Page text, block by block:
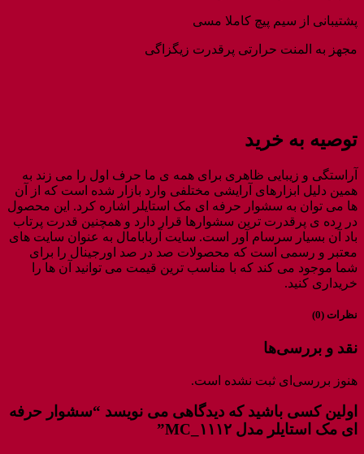
پشتیبانی از سیم پیچ کاملا مسی
مجهز به المنت حرارتی پرقدرت زیگزاگی
توصیه به خرید
آراستگی و زیبایی ظاهری برای همه ی ما حرف اول را می زند به
همین دلیل ابزارهای آرایشی مختلفی وارد بازار شده است که از آن
ها می توان به سشوار حرفه ای مک استایلر اشاره کرد. این محصول
در رده ی پرقدرت ترین سشوارها قرار دارد و همچنین قدرت پرتاب
باد آن بسیار سرسام آور است. سایت آربابامال به عنوان سایت های
معتبر و رسمی است که محصولات صد در صد اورجینال را برای
شما موجود می کند که با مناسب ترین قیمت می توانید آن ها را
خریداری کنید.
نظرات (0)
نقد و بررسی‌ها
هنوز بررسی‌ای ثبت نشده است.
اولین کسی باشید که دیدگاهی می نویسد “سشوار حرفه
ای مک استایلر مدل MC_۱۱۱۲”